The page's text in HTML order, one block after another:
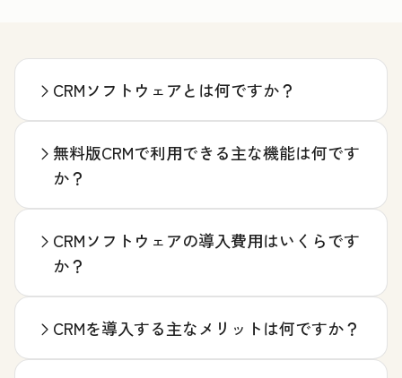
CRMソフトウェアとは何ですか？
無料版CRMで利用できる主な機能は何です
か？
CRMソフトウェアの導入費用はいくらです
か？
CRMを導入する主なメリットは何ですか？